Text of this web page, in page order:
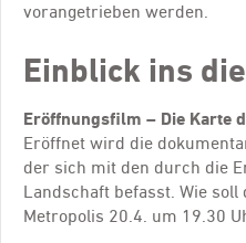
vorangetrieben werden.
Einblick ins
Eröffnungsfilm – Die Karte
Eröffnet wird die
der sich mit den durch die
Landschaft befasst. Wie
Metropolis 20.4. um 19.30